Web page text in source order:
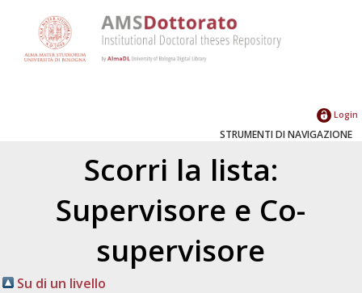
Login
STRUMENTI DI NAVIGAZIONE
Scorri la lista:
Supervisore e Co-
supervisore
Su di un livello